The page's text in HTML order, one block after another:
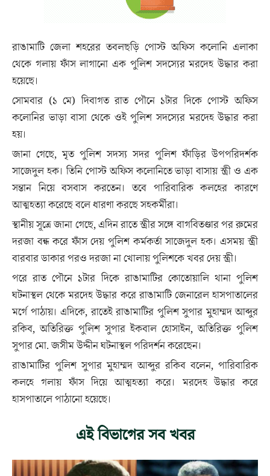
রাঙামাটি জেলা শহরের তবলছড়ি পোস্ট অফিস কলোনি এলাকা
থেকে গলায় ফাঁস লাগানো এক পুলিশ সদস্যের মরদেহ উদ্ধার করা
হয়েছে।
সোমবার (১ মে) দিবাগত রাত পৌনে ১টার দিকে পোস্ট অফিস
কলোনির ভাড়া বাসা থেকে ওই পুলিশ সদস্যের মরদেহ উদ্ধার করা
হয়।
জানা গেছে, মৃত পুলিশ সদস্য সদর পুলিশ ফাঁড়ির উপপরিদর্শক
সাজেদুল হক। তিনি পোস্ট অফিস কলোনিতে ভাড়া বাসায় স্ত্রী ও এক
সন্তান নিয়ে বসবাস করতেন। তবে পারিবারিক কলহের কারণে
আত্মহত্যা করেছে বলে ধারণা করছে সহকর্মীরা।
স্থানীয় সূত্রে জানা গেছে, এদিন রাতে স্ত্রীর সঙ্গে বাগবিতণ্ডার পর রুমের
দরজা বন্ধ করে ফাঁস দেয় পুলিশ কর্মকর্তা সাজেদুল হক। এসময় স্ত্রী
বারবার ডাকার পরও দরজা না খোলায় পুলিশকে খবর দেয় স্ত্রী।
পরে রাত পৌনে ১টার দিকে রাঙামাটির কোতোয়ালি থানা পুলিশ
ঘটনাস্থল থেকে মরদেহ উদ্ধার করে রাঙামাটি জেনারেল হাসপাতালের
মর্গে পাঠায়। এদিকে, রাতেই রাঙামাটির পুলিশ সুপার মুহাম্মদ আব্দুর
রকিব, অতিরিক্ত পুলিশ সুপার ইকবাল হোসাইন, অতিরিক্ত পুলিশ
সুপার মো. জসীম উদ্দীন ঘটনাস্থল পরিদর্শন করেছেন।
রাঙামাটির পুলিশ সুপার মুহাম্মদ আব্দুর রকিব বলেন, পারিবারিক
কলহে গলায় ফাঁস দিয়ে আত্মহত্যা করে। মরদেহ উদ্ধার করে
হাসপাতালে পাঠানো হয়েছে।
এই বিভাগের সব খবর